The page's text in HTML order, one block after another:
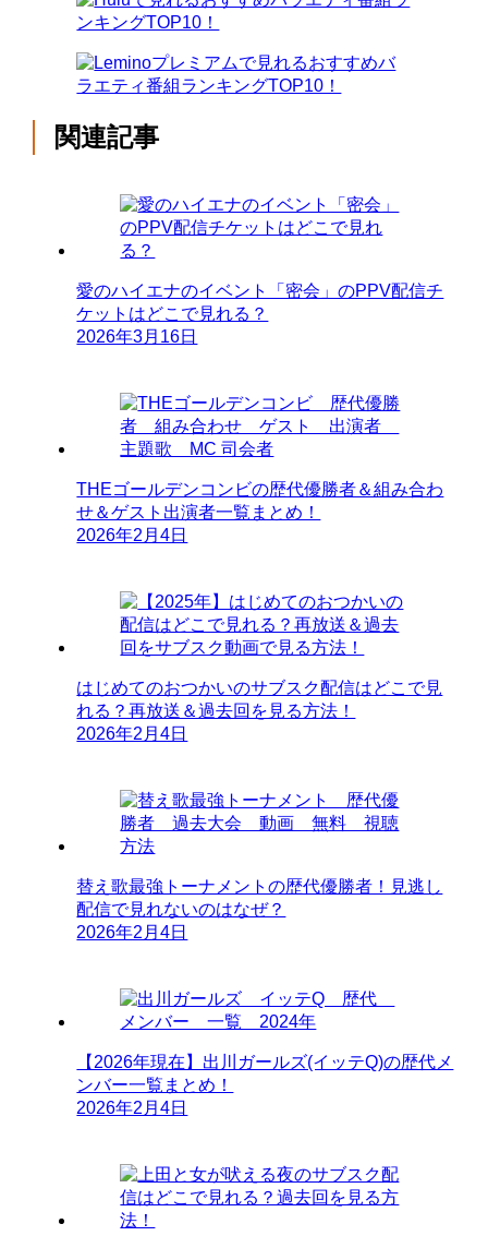
関連記事
愛のハイエナのイベント「密会」のPPV配信チ
ケットはどこで見れる？
2026年3月16日
THEゴールデンコンビの歴代優勝者＆組み合わ
せ＆ゲスト出演者一覧まとめ！
2026年2月4日
はじめてのおつかいのサブスク配信はどこで見
れる？再放送＆過去回を見る方法！
2026年2月4日
替え歌最強トーナメントの歴代優勝者！見逃し
配信で見れないのはなぜ？
2026年2月4日
【2026年現在】出川ガールズ(イッテQ)の歴代メ
ンバー一覧まとめ！
2026年2月4日